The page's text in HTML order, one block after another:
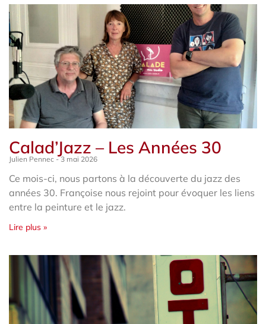
Calad’Jazz – Les Années 30
Julien Pennec 3 mai 2026
Ce mois-ci, nous partons à la découverte du jazz des
années 30. Françoise nous rejoint pour évoquer les liens
entre la peinture et le jazz.
Lire plus »